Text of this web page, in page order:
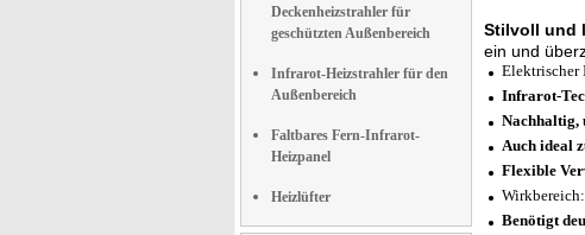
Deckenheizstrahler für
geschützten Außenbereich
Infrarot-Heizstrahler für den
Außenbereich
Faltbares Fern-Infrarot-
Heizpanel
Heizlüfter
Stilvoll und
ein und
Elektrischer
Infrarot-
Nachhaltig,
Auch ideal
Flexible
Benötigt